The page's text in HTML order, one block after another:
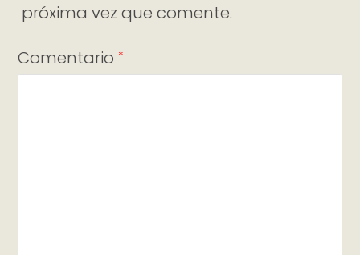
próxima vez que comente.
Comentario *